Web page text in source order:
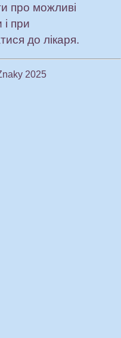
про можливі
і при
до лікаря.
2025